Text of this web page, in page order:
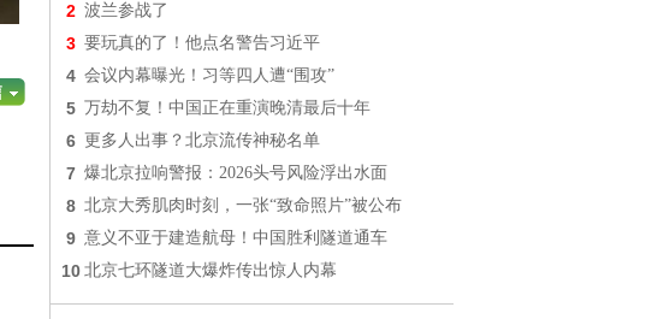
2 波兰参战了
3 要玩真的了！他点名警告习近平
4 会议内幕曝光！习等四人遭“围攻”
5 万劫不复！中国正在重演晚清最后十年
6 更多人出事？北京流传神秘名单
7 爆北京拉响警报：2026头号风险浮出水面
8 北京大秀肌肉时刻，一张“致命照片”被公布
9 意义不亚于建造航母！中国胜利隧道通车
10 北京七环隧道大爆炸传出惊人内幕